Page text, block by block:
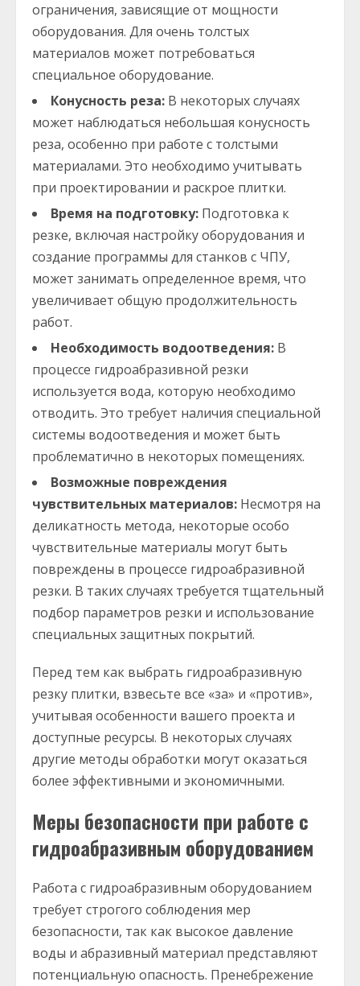
ограничения, зависящие от мощности
оборудования. Для очень толстых
материалов может потребоваться
специальное оборудование.
Конусность реза: В некоторых случаях
может наблюдаться небольшая конусность
реза, особенно при работе с толстыми
материалами. Это необходимо учитывать
при проектировании и раскрое плитки.
Время на подготовку: Подготовка к
резке, включая настройку оборудования и
создание программы для станков с ЧПУ,
может занимать определенное время, что
увеличивает общую продолжительность
работ.
Необходимость водоотведения: В
процессе гидроабразивной резки
используется вода, которую необходимо
отводить. Это требует наличия специальной
системы водоотведения и может быть
проблематично в некоторых помещениях.
Возможные повреждения
чувствительных материалов: Несмотря на
деликатность метода, некоторые особо
чувствительные материалы могут быть
повреждены в процессе гидроабразивной
резки. В таких случаях требуется тщательный
подбор параметров резки и использование
специальных защитных покрытий.
Перед тем как выбрать гидроабразивную
резку плитки, взвесьте все «за» и «против»,
учитывая особенности вашего проекта и
доступные ресурсы. В некоторых случаях
другие методы обработки могут оказаться
более эффективными и экономичными.
Меры безопасности при работе с
гидроабразивным оборудованием
Работа с гидроабразивным оборудованием
требует строгого соблюдения мер
безопасности, так как высокое давление
воды и абразивный материал представляют
потенциальную опасность. Пренебрежение